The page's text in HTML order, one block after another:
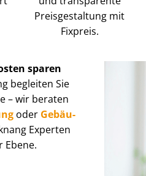
Preisgestaltung mit
Fixpreis.
sparen
begleiten Sie
– wir beraten
oder Ge­bäu­
Experten
Ebene.